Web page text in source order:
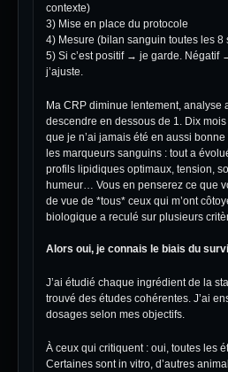
contexte)
3) Mise en place du protocole
4) Mesure (bilan sanguin toutes les 8
5) Si c’est positif → je garde. Négatif
j’ajuste.
Ma CRP diminue lentement, analyse
descendre en dessous de 1. Dix
que je n’ai jamais été en aussi
les marqueurs sanguins : tout a
profils lipidiques optimaux, tension,
humeur… Vous en penserez ce que
de vue de *tous* ceux qui m’ont
biologique a reculé sur plusieurs
Alors oui, je connais le biais du
J’ai étudié chaque ingrédient de la
trouvé des études cohérentes. J’ai
dosages selon mes objectifs.
À ceux qui critiquent : oui, toutes les
Certaines sont in vitro, d’autres